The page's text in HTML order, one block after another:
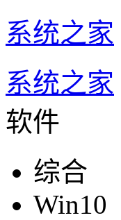
系统之家
系统之家
软件
综合
Win10